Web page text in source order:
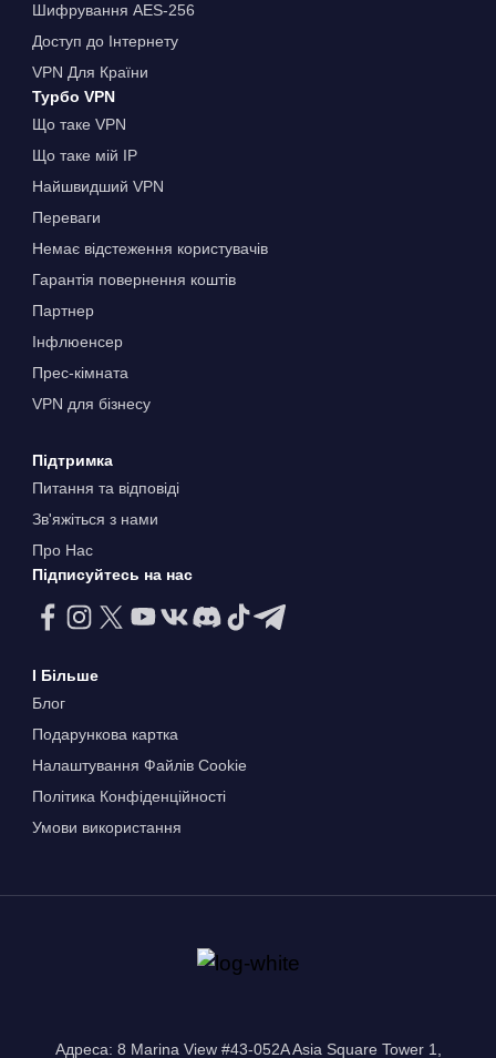
Шифрування AES-256
Доступ до Інтернету
VPN Для Країни
Турбо VPN
Що таке VPN
Що таке мій IP
Найшвидший VPN
Переваги
Немає відстеження користувачів
Гарантія повернення коштів
Партнер
Інфлюенсер
Прес-кімната
VPN для бізнесу
Підтримка
Питання та відповіді
Зв'яжіться з нами
Про Нас
Підписуйтесь на нас
І Більше
Блог
Подарункова картка
Налаштування Файлів Сookie
Політика Конфіденційності
Умови використання
Адреса: 8 Marina View #43-052A Asia Square Tower 1,